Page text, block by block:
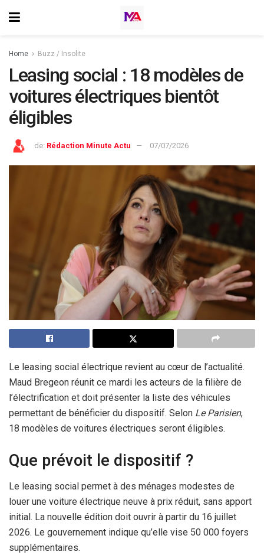
Home Buzz / Insolite
Leasing social : 18 modèles de
voitures électriques bientôt
éligibles
de: Rédaction Minute Actu 07/07/2026
Le leasing social électrique revient au cœur de l’actualité.
Maud Bregeon réunit ce mardi les acteurs de la filière de
l’électrification et doit présenter la liste des véhicules
permettant de bénéficier du dispositif. Selon Le Parisien,
18 modèles de voitures électriques seront éligibles.
Que prévoit le dispositif ?
Le leasing social permet à des ménages modestes de
louer une voiture électrique neuve à prix réduit, sans apport
initial. La nouvelle édition doit ouvrir à partir du 16 juillet
2026. Le gouvernement indique qu’elle vise 50 000 foyers
supplémentaires.